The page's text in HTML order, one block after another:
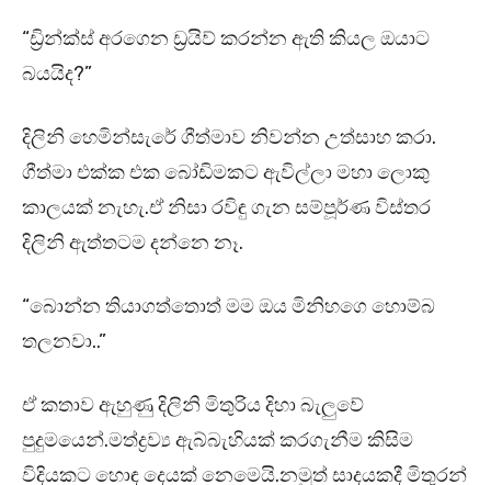
“ඩ්‍රින්ක්ස් අරගෙන ඩ්‍රයිව් කරන්න ඇති කියල ඔයාට
බයයිද?”
දිලිනි හෙමින්සැරේ ගීත්මාව නිවන්න උත්සාහ කරා.
ගීත්මා එක්ක එක බෝඩිමකට ඇවිල්ලා මහා ලොකු
කාලයක් නැහැ.ඒ නිසා රවිඳු ගැන සම්පූර්ණ විස්තර
දිලිනි ඇත්තටම දන්නෙ නෑ.
“බොන්න තියාගත්තොත් මම ඔය මිනිහගෙ හොම්බ
තලනවා..”
ඒ කතාව ඇහුණු දිලිනි මිතුරිය දිහා බැලුවේ
පුදුමයෙන්.මත්ද්‍රව්‍ය ඇබ්බැහියක් කරගැනීම කිසිම
විදියකට හොඳ දෙයක් නෙමෙයි.නමුත් සාදයකදී මිතුරන්